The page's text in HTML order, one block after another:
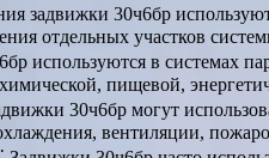
задвижки 30ч6бр
отдельных участков
используются в системах
пищевой,
30ч6бр могут
вентиляции,